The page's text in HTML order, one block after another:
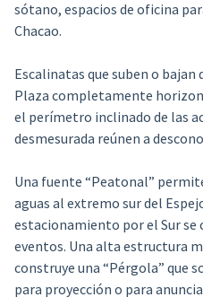
sótano, espacios de oficina
Chacao.
Escalinatas que suben o bajan
Plaza completamente
el perímetro inclinado de las
desmesurada reúnen a
Una fuente “Peatonal”
aguas al extremo sur del
estacionamiento por el Sur se
eventos. Una alta estructura
construye una “Pérgola” que
para proyección o para